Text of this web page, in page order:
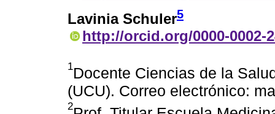
Lavinia Schuler5
http://orcid.org/0000-0002-
1Docente Ciencias de la
(UCU). Correo electrónico:
2